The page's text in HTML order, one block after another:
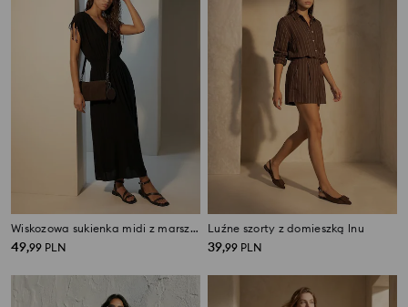
Wiskozowa sukienka midi z marszczeniem i ozdobnymi koralikami
49,99 PLN
Luźne szorty z domieszką lnu
39,99 PLN